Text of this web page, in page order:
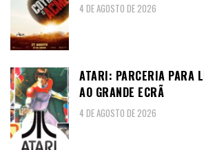
4 DE AGOSTO DE 2026
ATARI: PARCERIA PARA
AO GRANDE ECRÃ
4 DE AGOSTO DE 2026